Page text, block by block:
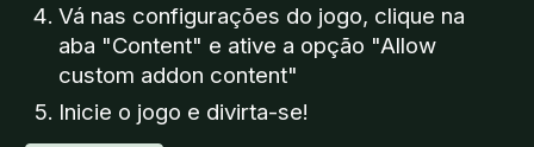
Vá nas configurações do jogo, clique na
aba "Content" e ative a opção "Allow
custom addon content"
Inicie o jogo e divirta-se!